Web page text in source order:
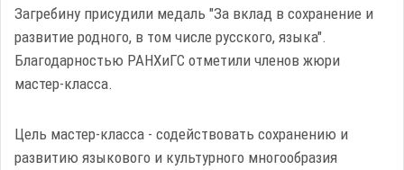
Загребину присудили медаль "За вклад в сохранение и
развитие родного, в том числе русского, языка".
Благодарностью РАНХиГС отметили членов жюри
мастер-класса.
Цель мастер-класса - содействовать сохранению и
развитию языкового и культурного многообразия